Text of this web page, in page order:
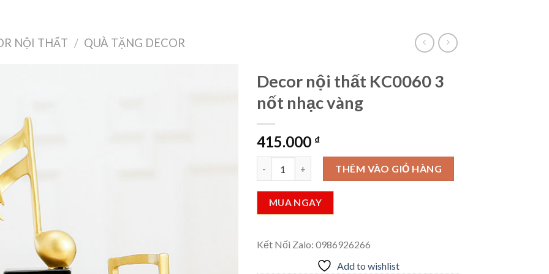
NỘI THẤT / QUÀ TẶNG DECOR
Decor nội thất KC0060 3
nốt nhạc vàng
415.000 ₫
Decor nội thất KC0060 3 nốt nhạc vàng số lượng
THÊM VÀO GIỎ HÀNG
MUA NGAY
Kết Nối Zalo: 0986926266
Add to wishlist